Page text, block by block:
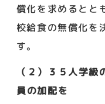
償化を求めるとと
校給食の無償化を
す。
（２）３５人学
員の加配を